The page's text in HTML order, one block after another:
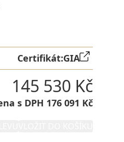
Certifikát:GIA
145 530 Kč
s DPH 176 091 Kč